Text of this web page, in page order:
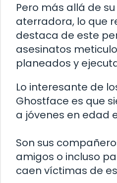
Pero más allá de
aterradora, lo que
destaca de este
asesinatos
planeados y
Lo interesante de
Ghostface es que
a jóvenes en edad
Son sus
amigos o incluso
caen víctimas de